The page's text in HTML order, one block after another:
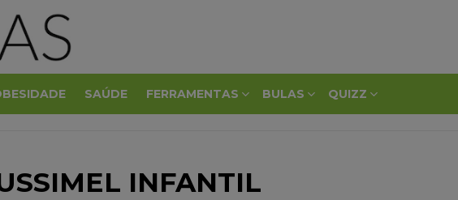
SAÚDE FERRAMENTAS BULAS QUIZZ
INFANTIL